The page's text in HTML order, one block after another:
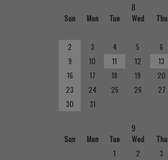
8
Sun Mon Tue Wed Thu
2
3 4 5 6
9
10 11 12 13
16
17 18 19 20
23
24 25 26 27
30
31
9
Sun Mon Tue Wed Thu
1
2 3